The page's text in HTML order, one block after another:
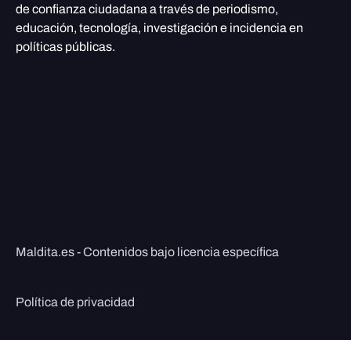
de confianza ciudadana a través de periodismo,
educación, tecnología, investigación e incidencia en
políticas públicas.
Maldita.es - Contenidos bajo licencia específica
Política de privacidad